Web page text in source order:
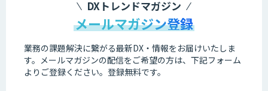
DXトレンドマガジン
メールマガジン登録
業務の課題解決に繋がる最新DX・情報をお届けいたしま
す。 メールマガジンの配信をご希望の方は、下記フォーム
よりご登録ください。登録無料です。